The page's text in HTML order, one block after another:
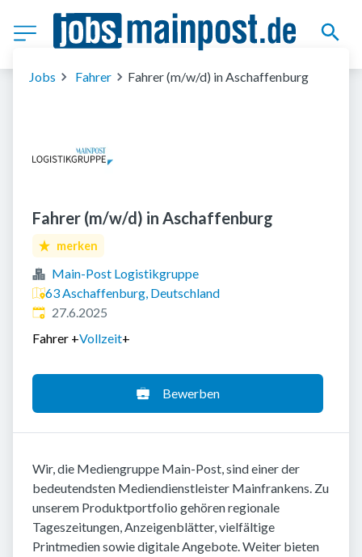
Jobs Fahrer Fahrer (m/w/d) in Aschaffenburg
Fahrer (m/w/d) in Aschaffenburg
merken
Main-Post Logistikgruppe
63 Aschaffenburg, Deutschland
Veröffentlicht
27.6.2025
Fahrer +Vollzeit+
Bewerben
Wir, die Mediengruppe Main-Post, sind einer der
bedeutendsten Mediendienstleister Mainfrankens. Zu
unserem Produktportfolio gehören regionale
Tageszeitungen, Anzeigenblätter, vielfältige
Printmedien sowie digitale Angebote. Weiter bieten